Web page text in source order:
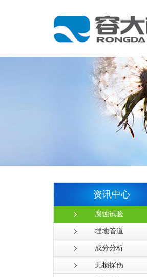
资讯中心
腐蚀试验
埋地管道
成分分析
无损探伤